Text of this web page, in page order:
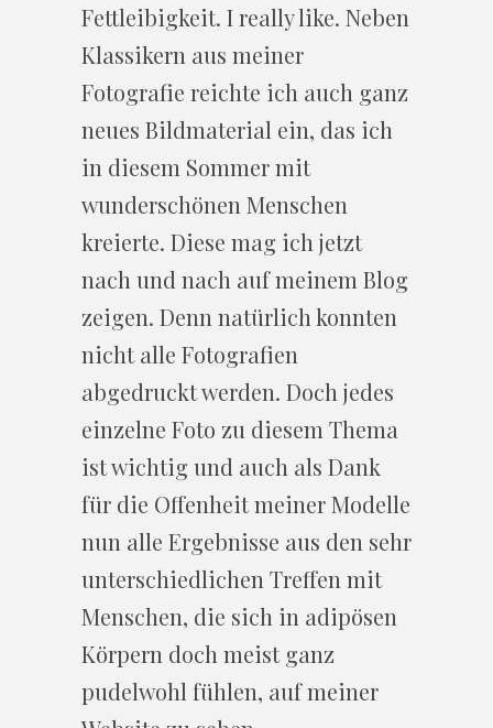
Fettleibigkeit. I really like. Neben
Klassikern aus meiner
Fotografie reichte ich auch ganz
neues Bildmaterial ein, das ich
in diesem Sommer mit
wunderschönen Menschen
kreierte. Diese mag ich jetzt
nach und nach auf meinem Blog
zeigen. Denn natürlich konnten
nicht alle Fotografien
abgedruckt werden. Doch jedes
einzelne Foto zu diesem Thema
ist wichtig und auch als Dank
für die Offenheit meiner Modelle
nun alle Ergebnisse aus den sehr
unterschiedlichen Treffen mit
Menschen, die sich in adipösen
Körpern doch meist ganz
pudelwohl fühlen, auf meiner